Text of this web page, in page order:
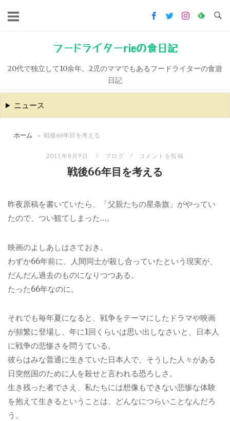
キ
ッ
フードライターrieの食日記
20代で独立して10余年。2児のママでもあるフードライターの食遊
日記
ニュース
ホーム » 戦後66年目を考える
2011年8月9日 ブログ コメントを投稿
戦後66年目を考える
昨夜原稿を書いていたら、「父親たちの星条旗」がやってい
たので、つい観てしまった…。
映画のよしあしはさておき。
わずか66年前に、人間同士が殺し合っていたという現実が、
だんだん過去のものになりつつある。
たった66年なのに。
それでも毎年夏になると、戦争をテーマにしたドラマや映画
が頻繁に登場し、年に1回くらいは思い出しなさいと、日本人
に戦争の悲惨さを問うている。
彼らはみな普通に生きていた日本人で、そうした人々がある
日突然国のために人を殺せと言われる恐ろしさ。
生き残った者でさえ、私たちには想像もできない悲惨な体験
を抱えて生きるということは、どんなにつらいことなんだろ
う。